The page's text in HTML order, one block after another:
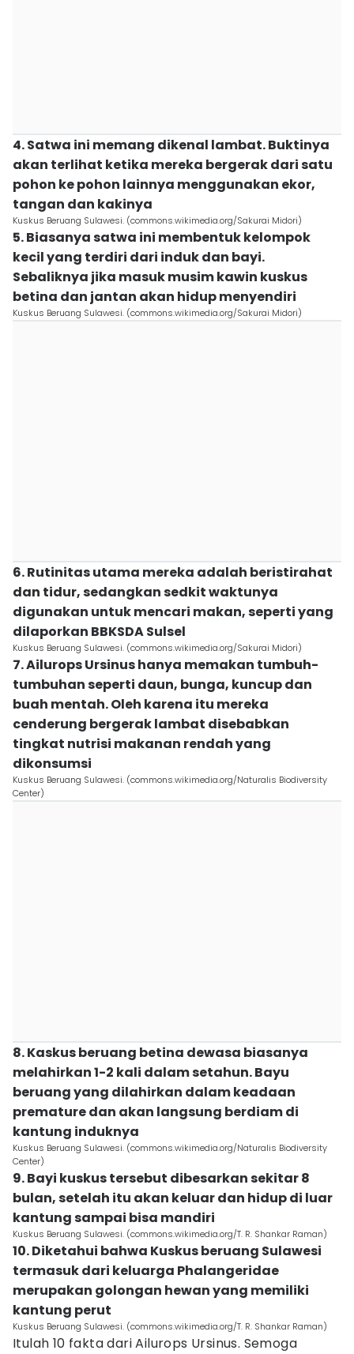
4. Satwa ini memang dikenal lambat. Buktinya
akan terlihat ketika mereka bergerak dari satu
pohon ke pohon lainnya menggunakan ekor,
tangan dan kakinya
Kuskus Beruang Sulawesi. (commons.wikimedia.org/Sakurai Midori)
5. Biasanya satwa ini membentuk kelompok
kecil yang terdiri dari induk dan bayi.
Sebaliknya jika masuk musim kawin kuskus
betina dan jantan akan hidup menyendiri
Kuskus Beruang Sulawesi. (commons.wikimedia.org/Sakurai Midori)
6. Rutinitas utama mereka adalah beristirahat
dan tidur, sedangkan sedkit waktunya
digunakan untuk mencari makan, seperti yang
dilaporkan BBKSDA Sulsel
Kuskus Beruang Sulawesi. (commons.wikimedia.org/Sakurai Midori)
7. Ailurops Ursinus hanya memakan tumbuh-
tumbuhan seperti daun, bunga, kuncup dan
buah mentah. Oleh karena itu mereka
cenderung bergerak lambat disebabkan
tingkat nutrisi makanan rendah yang
dikonsumsi
Kuskus Beruang Sulawesi. (commons.wikimedia.org/Naturalis Biodiversity
Center)
8. Kaskus beruang betina dewasa biasanya
melahirkan 1-2 kali dalam setahun. Bayu
beruang yang dilahirkan dalam keadaan
premature dan akan langsung berdiam di
kantung induknya
Kuskus Beruang Sulawesi. (commons.wikimedia.org/Naturalis Biodiversity
Center)
9. Bayi kuskus tersebut dibesarkan sekitar 8
bulan, setelah itu akan keluar dan hidup di luar
kantung sampai bisa mandiri
Kuskus Beruang Sulawesi. (commons.wikimedia.org/T. R. Shankar Raman)
10. Diketahui bahwa Kuskus beruang Sulawesi
termasuk dari keluarga Phalangeridae
merupakan golongan hewan yang memiliki
kantung perut
Kuskus Beruang Sulawesi. (commons.wikimedia.org/T. R. Shankar Raman)
Itulah 10 fakta dari Ailurops Ursinus. Semoga